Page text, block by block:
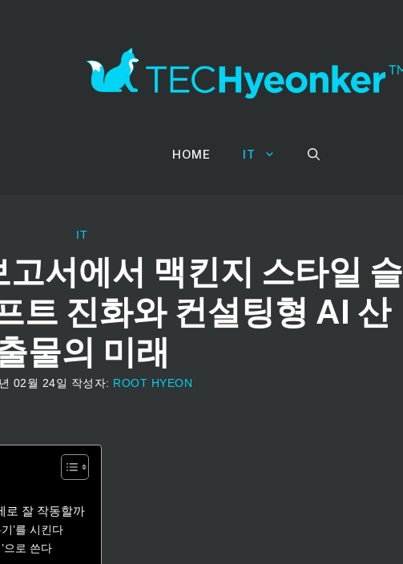
HOME IT
IT
서에서 맥킨지 스타일 슬
트 진화와 컨설팅형 AI 산
물의 미래
02월 24일 작성자: ROOT HYEON
로 잘 작동할까
’를 시킨다
으로 쓴다